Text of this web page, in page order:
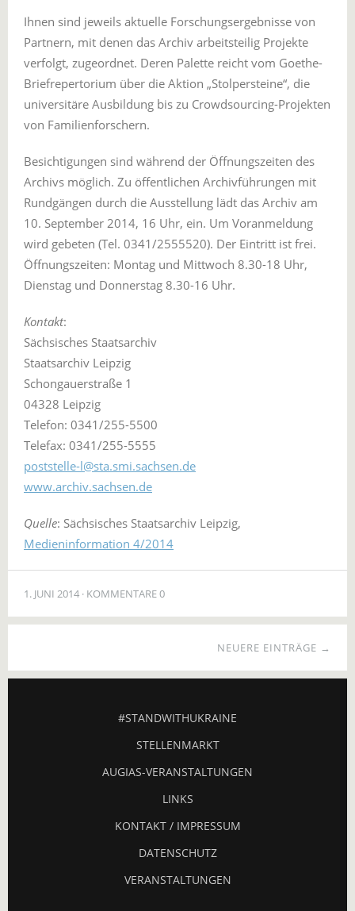
Ihnen sind jeweils aktuelle Forschungsergebnisse von
Partnern, mit denen das Archiv arbeitsteilig Projekte
verfolgt, zugeordnet. Deren Palette reicht vom Goethe-
Briefrepertorium über die Aktion „Stolpersteine“, die
universitäre Ausbildung bis zu Crowdsourcing-Projekten
von Familienforschern.
Besichtigungen sind während der Öffnungszeiten des
Archivs möglich. Zu öffentlichen Archivführungen mit
Rundgängen durch die Ausstellung lädt das Archiv am
10. September 2014, 16 Uhr, ein. Um Voranmeldung
wird gebeten (Tel. 0341/2555520). Der Eintritt ist frei.
Öffnungszeiten: Montag und Mittwoch 8.30-18 Uhr,
Dienstag und Donnerstag 8.30-16 Uhr.
Kontakt:
Sächsisches Staatsarchiv
Staatsarchiv Leipzig
Schongauerstraße 1
04328 Leipzig
Telefon: 0341/255-5500
Telefax: 0341/255-5555
poststelle-l@sta.smi.sachsen.de
www.archiv.sachsen.de
Quelle: Sächsisches Staatsarchiv Leipzig,
Medieninformation 4/2014
1. JUNI 2014 KOMMENTARE 0
NEUERE EINTRÄGE →
#STANDWITHUKRAINE
STELLENMARKT
AUGIAS-VERANSTALTUNGEN
LINKS
KONTAKT / IMPRESSUM
DATENSCHUTZ
VERANSTALTUNGEN